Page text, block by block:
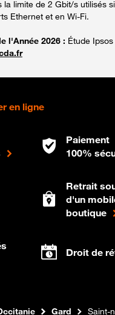
la limite de 2 Gbit/s utilisés
Ethernet et en Wi-Fi.
l'Année 2026 : Étude
en ligne
Paiement
100%
Retrait
d'un
boutique
Droit de
Gard Saint-